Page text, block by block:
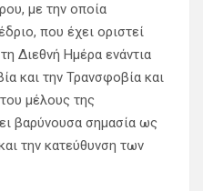
με την οποία
που έχει οριστεί
Διεθνή Ημέρα ενάντια
και την Τρανσφοβία και
μέλους της
βαρύνουσα σημασία ως
την κατεύθυνση των